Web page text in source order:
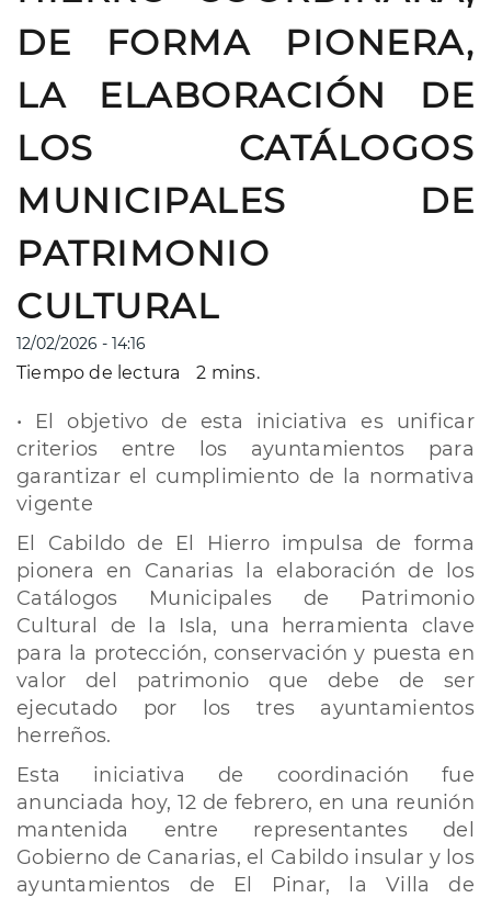
DE FORMA PIONERA,
LA ELABORACIÓN DE
LOS CATÁLOGOS
MUNICIPALES DE
PATRIMONIO
CULTURAL
12/02/2026 - 14:16
Tiempo de lectura 2 mins.
• El objetivo de esta iniciativa es unificar
criterios entre los ayuntamientos para
garantizar el cumplimiento de la normativa
vigente
El Cabildo de El Hierro impulsa de forma
pionera en Canarias la elaboración de los
Catálogos Municipales de Patrimonio
Cultural de la Isla, una herramienta clave
para la protección, conservación y puesta en
valor del patrimonio que debe de ser
ejecutado por los tres ayuntamientos
herreños.
Esta iniciativa de coordinación fue
anunciada hoy, 12 de febrero, en una reunión
mantenida entre representantes del
Gobierno de Canarias, el Cabildo insular y los
ayuntamientos de El Pinar, la Villa de